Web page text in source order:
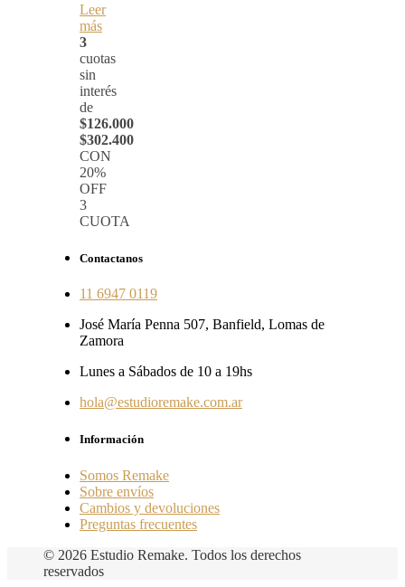
Leer
más
3
cuotas
sin
interés
de
$126.000
$302.400
CON
20%
OFF
3
CUOTA
Contactanos
11 6947 0119
José María Penna 507, Banfield, Lomas de
Zamora
Lunes a Sábados de 10 a 19hs
hola@estudioremake.com.ar
Información
Somos Remake
Sobre envíos
Cambios y devoluciones
Preguntas frecuentes
© 2026 Estudio Remake. Todos los derechos
reservados